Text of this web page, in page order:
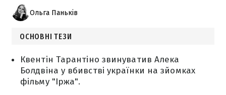
Ольга Паньків
ОСНОВНІ ТЕЗИ
Квентін Тарантіно звинуватив Алека
Болдвіна у вбивстві українки на зйомках
фільму "Іржа".